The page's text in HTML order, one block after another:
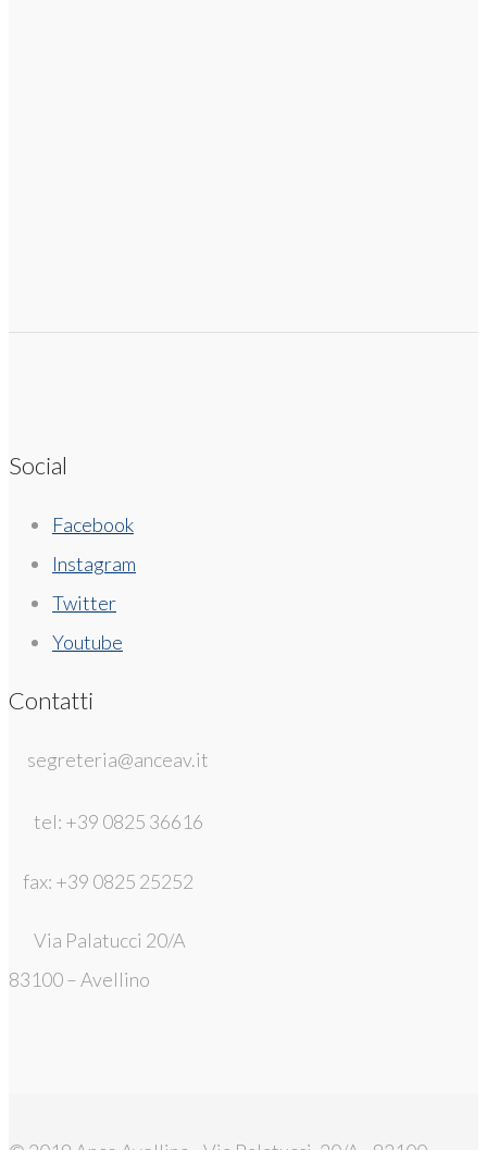
Social
Facebook
Instagram
Twitter
Youtube
Contatti
segreteria@anceav.it
tel: +39 0825 36616
fax: +39 0825 25252
Via Palatucci 20/A
83100 – Avellino